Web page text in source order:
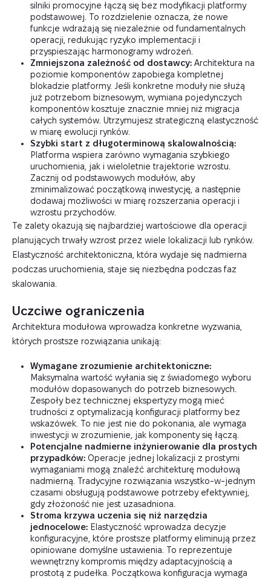
silniki promocyjne łączą się bez modyfikacji platformy
podstawowej. To rozdzielenie oznacza, że nowe
funkcje wdrażają się niezależnie od fundamentalnych
operacji, redukując ryzyko implementacji i
przyspieszając harmonogramy wdrożeń.
Zmniejszona zależność od dostawcy: Architektura na
poziomie komponentów zapobiega kompletnej
blokadzie platformy. Jeśli konkretne moduły nie służą
już potrzebom biznesowym, wymiana pojedynczych
komponentów kosztuje znacznie mniej niż migracja
całych systemów. Utrzymujesz strategiczną elastyczność
w miarę ewolucji rynków.
Szybki start z długoterminową skalowalnością:
Platforma wspiera zarówno wymagania szybkiego
uruchomienia, jak i wieloletnie trajektorie wzrostu.
Zacznij od podstawowych modułów, aby
zminimalizować początkową inwestycję, a następnie
dodawaj możliwości w miarę rozszerzania operacji i
wzrostu przychodów.
Te zalety okazują się najbardziej wartościowe dla operacji
planujących trwały wzrost przez wiele lokalizacji lub rynków.
Elastyczność architektoniczna, która wydaje się nadmierna
podczas uruchomienia, staje się niezbędna podczas faz
skalowania.
Uczciwe ograniczenia
Architektura modułowa wprowadza konkretne wyzwania,
których prostsze rozwiązania unikają:
Wymagane zrozumienie architektoniczne:
Maksymalna wartość wyłania się z świadomego wyboru
modułów dopasowanych do potrzeb biznesowych.
Zespoły bez technicznej ekspertyzy mogą mieć
trudności z optymalizacją konfiguracji platformy bez
wskazówek. To nie jest nie do pokonania, ale wymaga
inwestycji w zrozumienie, jak komponenty się łączą.
Potencjalne nadmierne inżynierowanie dla prostych
przypadków: Operacje jednej lokalizacji z prostymi
wymaganiami mogą znaleźć architekturę modułową
nadmierną. Tradycyjne rozwiązania wszystko-w-jednym
czasami obsługują podstawowe potrzeby efektywniej,
gdy złożoność nie jest uzasadniona.
Stroma krzywa uczenia się niż narzędzia
jednocelowe: Elastyczność wprowadza decyzje
konfiguracyjne, które prostsze platformy eliminują przez
opiniowane domyślne ustawienia. To reprezentuje
wewnętrzny kompromis między adaptacyjnością a
prostotą z pudełka. Początkowa konfiguracja wymaga